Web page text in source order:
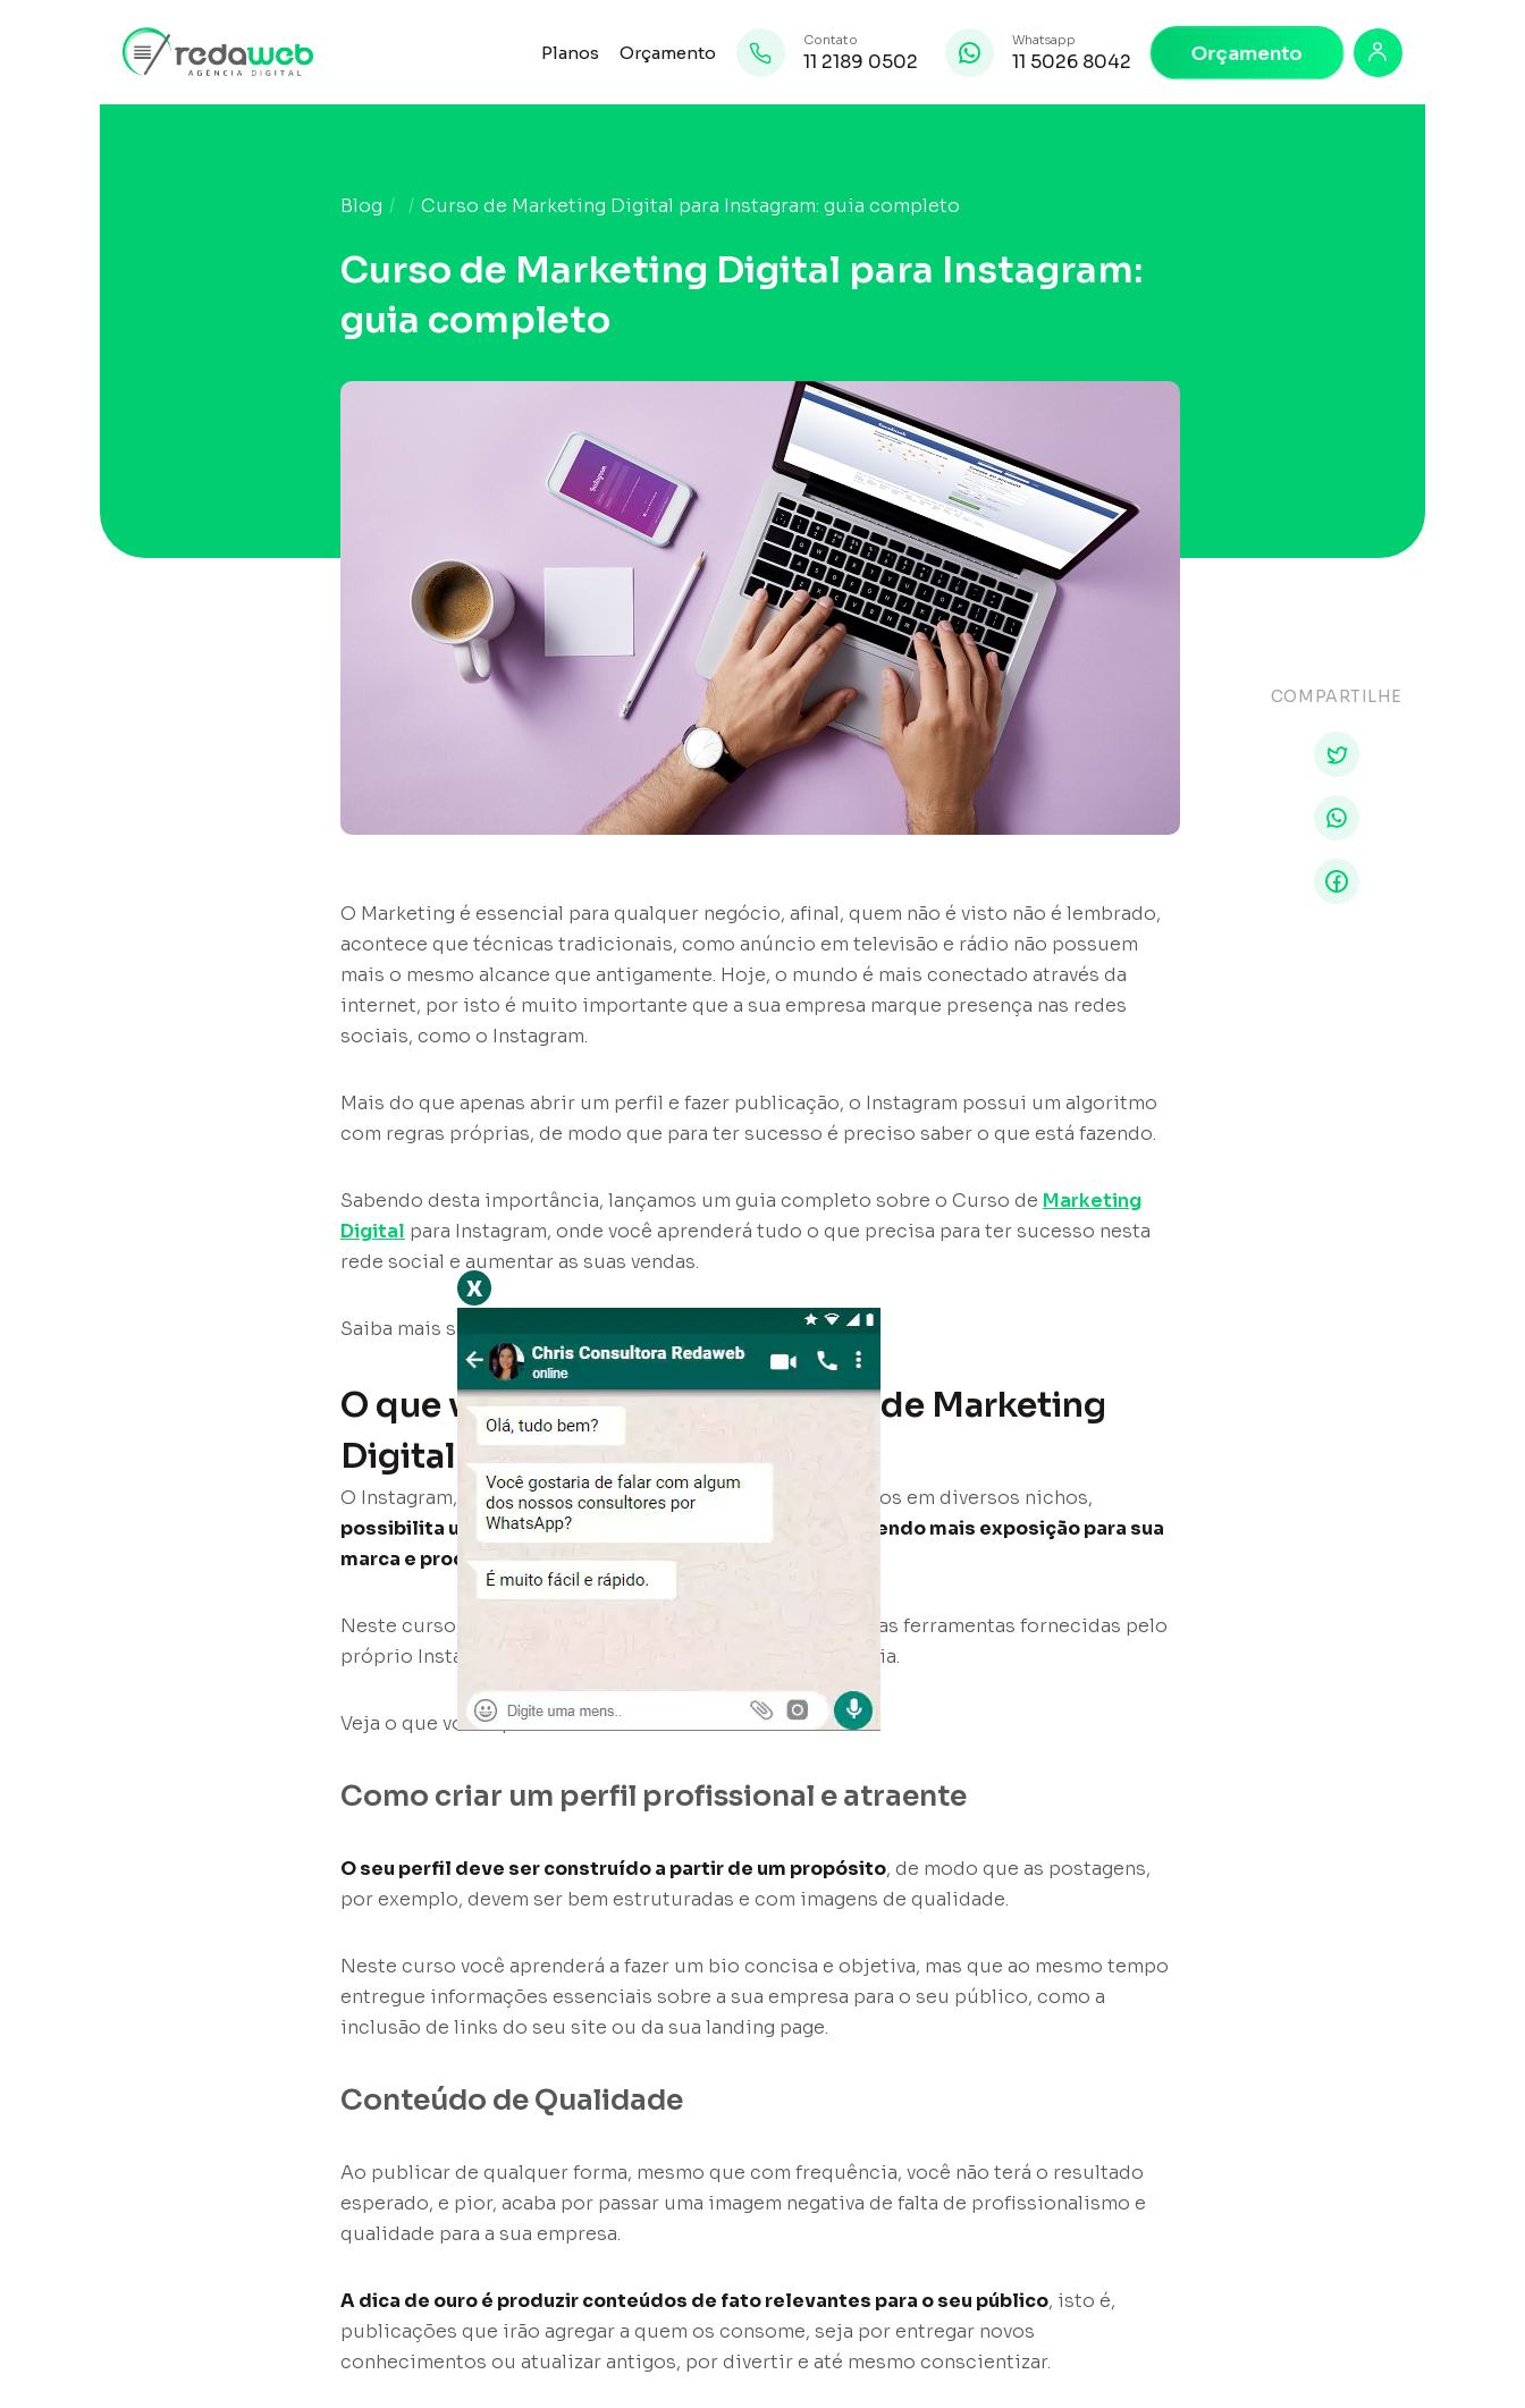
Planos Orçamento
Contato
11 2189 0502
Whatsapp
11 5026 8042 Orçamento
Blog Curso de Marketing Digital para Instagram: guia completo
Curso de Marketing Digital para Instagram:
guia completo
O Marketing é essencial para qualquer negócio, afinal, quem não é visto não é lembrado,
acontece que técnicas tradicionais, como anúncio em televisão e rádio não possuem
mais o mesmo alcance que antigamente. Hoje, o mundo é mais conectado através da
internet, por isto é muito importante que a sua empresa marque presença nas redes
sociais, como o Instagram.
Mais do que apenas abrir um perfil e fazer publicação, o Instagram possui um algoritmo
com regras próprias, de modo que para ter sucesso é preciso saber o que está fazendo.
Sabendo desta importância, lançamos um guia completo sobre o Curso de Marketing
Digital para Instagram, onde você aprenderá tudo o que precisa para ter sucesso nesta
rede social e aumentar as suas vendas.
Saiba mais sobre o curso.
O que você aprenderá no Curso de Marketing
Digital para o Instagram
O Instagram, com seus bilhões de usuários ativos, divididos em diversos nichos,
possibilita uma relevante estratégia de marketing, trazendo mais exposição para sua
marca e produtos.
Neste curso, você aprenderá como aproveitar ao máximo as ferramentas fornecidas pelo
próprio Instagram, e, assim, se destacando da concorrência.
Veja o que você aprenderá no nosso curso.
Como criar um perfil profissional e atraente
O seu perfil deve ser construído a partir de um propósito, de modo que as postagens,
por exemplo, devem ser bem estruturadas e com imagens de qualidade.
Neste curso você aprenderá a fazer um bio concisa e objetiva, mas que ao mesmo tempo
entregue informações essenciais sobre a sua empresa para o seu público, como a
inclusão de links do seu site ou da sua landing page.
Conteúdo de Qualidade
Ao publicar de qualquer forma, mesmo que com frequência, você não terá o resultado
esperado, e pior, acaba por passar uma imagem negativa de falta de profissionalismo e
qualidade para a sua empresa.
A dica de ouro é produzir conteúdos de fato relevantes para o seu público, isto é,
publicações que irão agregar a quem os consome, seja por entregar novos
conhecimentos ou atualizar antigos, por divertir e até mesmo conscientizar.
COMPARTILHE
x